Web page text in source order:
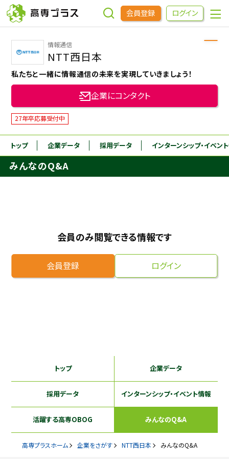
会員登録 ログイン
企業をさがす
進学先をさがす
インターンシップ・イベントをさがす
高専OBOGをさがす
9/30
情報通信
NTT西日本
私たちと一緒に情報通信の未来を実現していきましょう！
企業にコンタクト
27年卒応募受付中
トップ 企業データ 採用データ インターンシップ・イベン
みんなのQ&A
会員のみ閲覧できる情報です
会員登録 ログイン
トップ 企業データ
採用データ インターンシップ・イベント情報
活躍する高専OBOG みんなのQ&A
高専プラスホーム 企業をさがす NTT西日本 みんなのQ&A